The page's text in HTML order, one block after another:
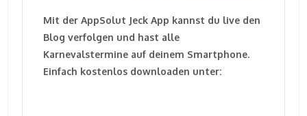
Mit der AppSolut Jeck App kannst du live den
Blog verfolgen und hast alle
Karnevalstermine auf deinem Smartphone.
Einfach kostenlos downloaden unter: